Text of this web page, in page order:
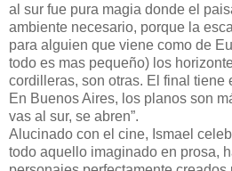
al sur fue pura magia donde el
ambiente necesario, porque la
para alguien que viene como de
todo es mas pequeño) los
cordilleras, son otras. El final tiene
En Buenos Aires, los planos son
vas al sur, se abren”.
Alucinado con el cine, Ismael
todo aquello imaginado en prosa,